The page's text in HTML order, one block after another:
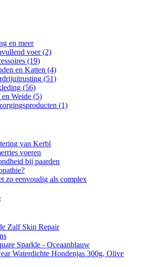
en meer
voer (2)
(19)
en Katten (4)
(51)
(56)
en Weide (5)
(1)
van Kerbl
voeren
bij paarden
zo eenvoudig als complex
Zalf Skin Repair
Sparkle - Oceaanblauw
Waterdichte Hondenjas 300g, Olive